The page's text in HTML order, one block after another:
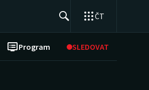
ČT
Program SLEDOVAT